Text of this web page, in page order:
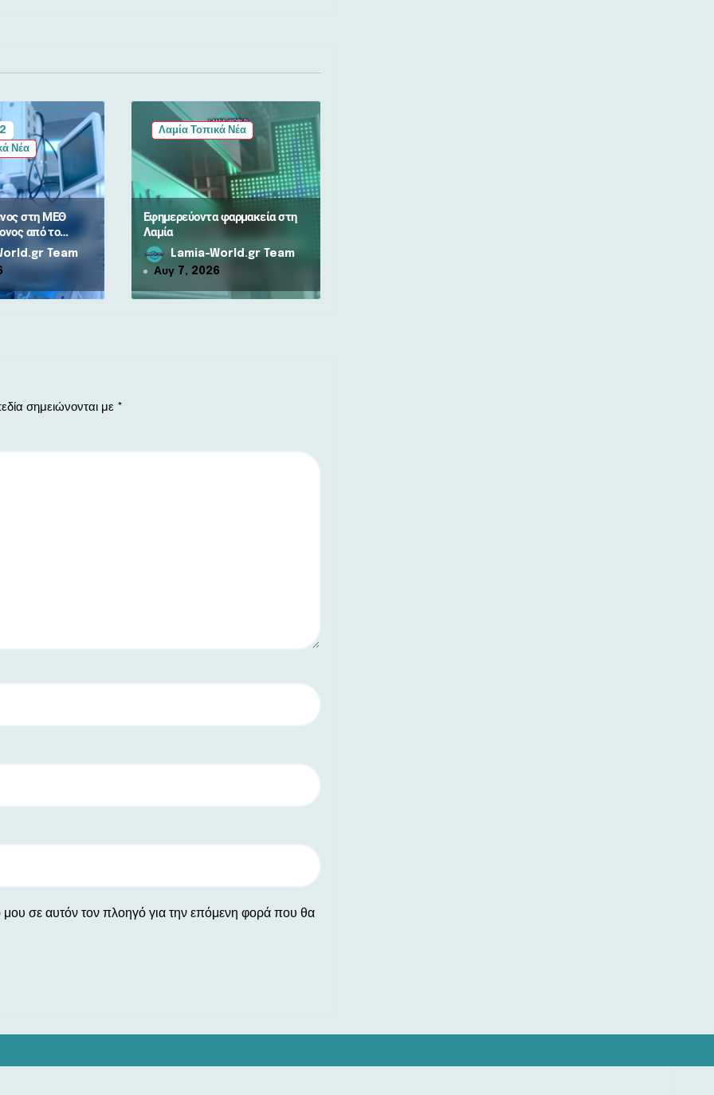
Νέα
στη ΜΕΘ
από το
–
Team
Λαμία Τοπικά Νέα
Εφημερεύοντα φαρμακεία στη
Λαμία
Lamia-World.gr Team
Αυγ 7, 2026
σημειώνονται με *
σε αυτόν τον πλοηγό για την επόμενη φορά που θα